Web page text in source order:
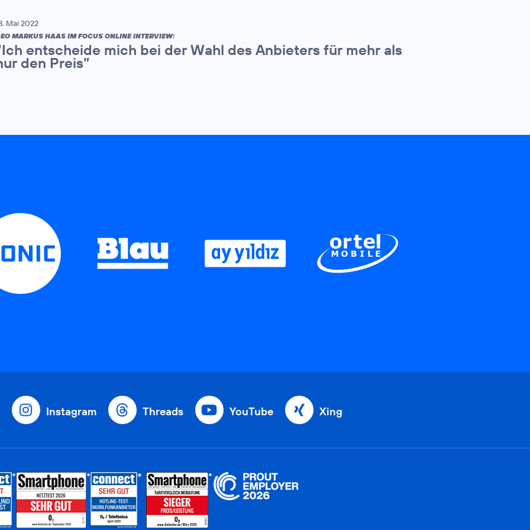
Mai 2022
MARKUS HAAS IM FOCUS ONLINE INTERVIEW:
entscheide mich bei der Wahl des Anbieters für mehr als
den Preis”
Instagram Threads YouTube Xing